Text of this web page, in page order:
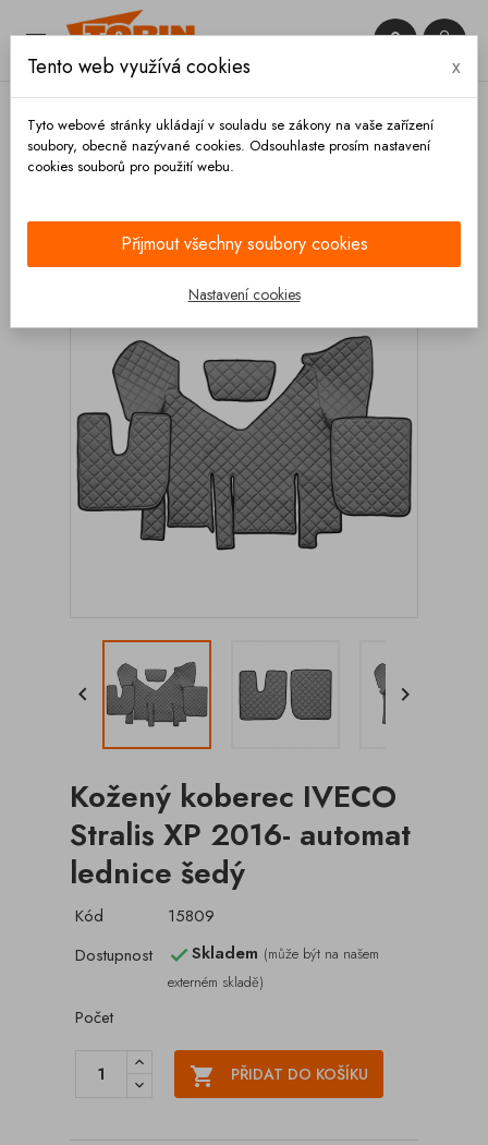
 

Stralis XP 2016- automat lednice šedý
 
Kožený koberec IVECO
Stralis XP 2016- automat
lednice šedý
Kód
15809
Dostupnost
Skladem (může být na našem
externém skladě)
Počet
 PŘIDAT DO KOŠÍKU
Tento web využívá cookies x
Tyto webové stránky ukládají v souladu se zákony na vaše zařízení
soubory, obecně nazývané cookies. Odsouhlaste prosím nastavení
cookies souborů pro použití webu.
Přijmout všechny soubory cookies
Nastavení cookies